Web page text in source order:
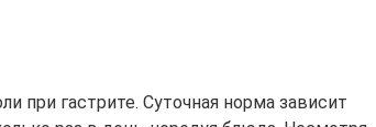
при гастрите. Суточная норма зависит